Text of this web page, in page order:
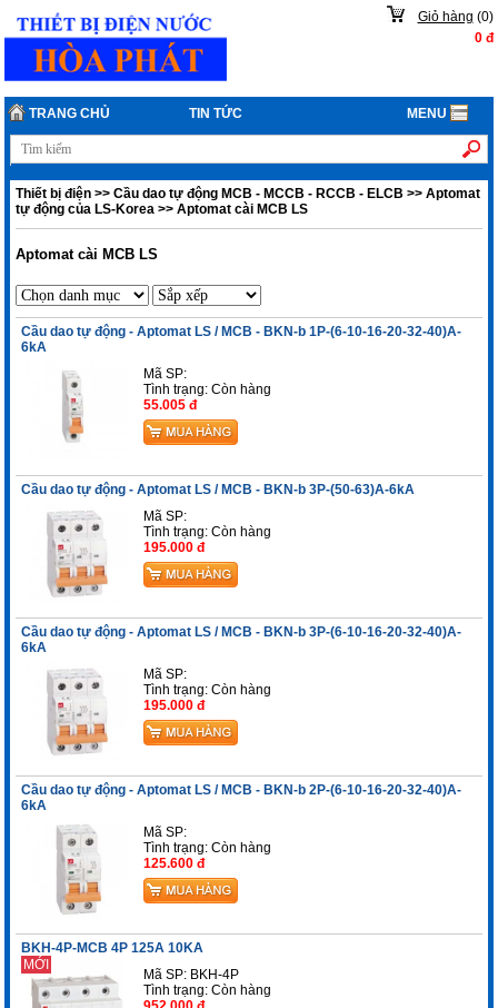
Giỏ hàng (0)
0đ
TRANG CHỦ TIN TỨC MENU
Thiết bị điện >>Cầu dao tự động MCB - MCCB - RCCB - ELCB >>Aptomat
tự động của LS-Korea >>Aptomat cài MCB LS
Aptomat cài MCB LS
Cầu dao tự động - Aptomat LS / MCB - BKN-b 1P-(6-10-16-20-32-40)A-
6kA
Mã SP:
Tình trạng:Còn hàng
55.005 đ
Cầu dao tự động - Aptomat LS / MCB - BKN-b 3P-(50-63)A-6kA
Mã SP:
Tình trạng:Còn hàng
195.000 đ
Cầu dao tự động - Aptomat LS / MCB - BKN-b 3P-(6-10-16-20-32-40)A-
6kA
Mã SP:
Tình trạng:Còn hàng
195.000 đ
Cầu dao tự động - Aptomat LS / MCB - BKN-b 2P-(6-10-16-20-32-40)A-
6kA
Mã SP:
Tình trạng:Còn hàng
125.600 đ
BKH-4P-MCB 4P 125A 10KA
MỚI
Mã SP: BKH-4P
Tình trạng:Còn hàng